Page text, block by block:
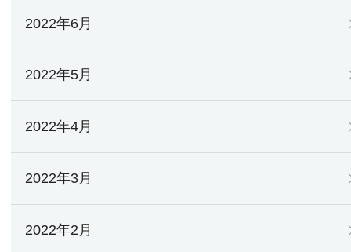
2022年6月
2022年5月
2022年4月
2022年3月
2022年2月